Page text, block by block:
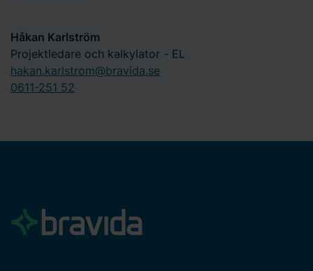
Håkan Karlström
Projektledare och kalkylator - EL
hakan.karlstrom@bravida.se
0611-251 52